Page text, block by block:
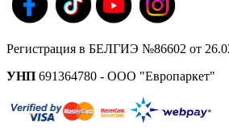
Регистрация в БЕЛГИЭ №86602 от
УНП 691364780 - ООО "Европаркет"